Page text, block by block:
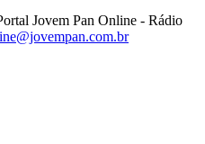
Jovem Pan Online - Rádio